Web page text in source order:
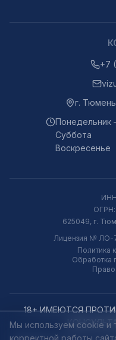
+7
г. Тюмень
Понедельник
Суббота
Воскресенье
ОГРН:
625049, г.
Лицензия № ЛО-
Политика
Обработка
18+ ИМЕЮТСЯ
Мы используем cookie и
корректной работы